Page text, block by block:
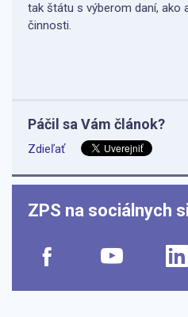
tak štátu s výberom daní, ako
činnosti.
Páčil sa Vám článok?
Zdieľať
ZPS na sociálnych